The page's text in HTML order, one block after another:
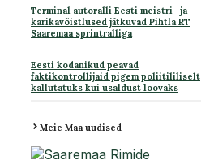
Terminal autoralli Eesti meistri- ja
karikavõistlused jätkuvad Pihtla RT
Saaremaa sprintralliga
Eesti kodanikud peavad
faktikontrollijaid pigem poliitililiselt
kallutatuks kui usaldust loovaks
Meie Maa uudised